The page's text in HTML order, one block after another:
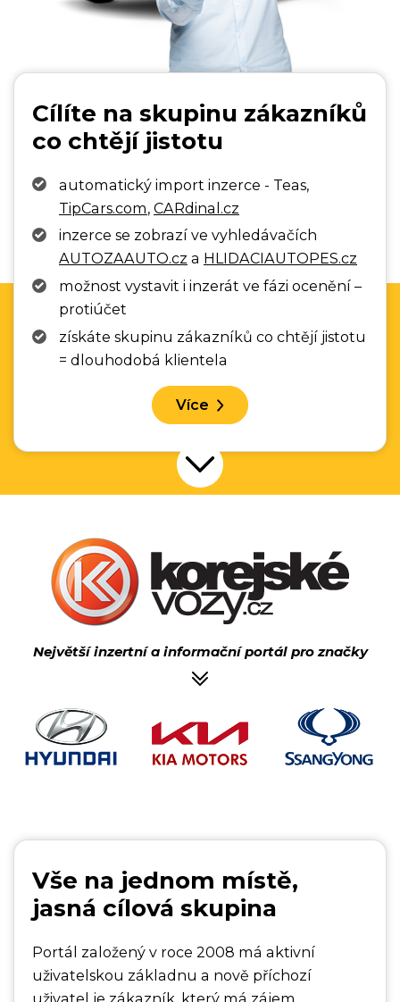
Cílíte na skupinu zákazníků
co chtějí jistotu
automatický import inzerce - Teas,
TipCars.com, CARdinal.cz
inzerce se zobrazí ve vyhledávačích
AUTOZAAUTO.cz a HLIDACIAUTOPES.cz
možnost vystavit i inzerát ve fázi ocenění –
protiúčet
získáte skupinu zákazníků co chtějí jistotu
= dlouhodobá klientela
Více
Přejít na další nabídku
Největší inzertní a informační portál pro značky
Vše na jednom místě,
jasná cílová skupina
Portál založený v roce 2008 má aktivní
uživatelskou základnu a nově příchozí
uživatel je zákazník, který má zájem